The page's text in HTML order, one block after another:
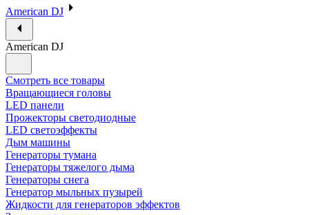
American DJ
American DJ
Смотреть все товары
Вращающиеся головы
LED панели
Прожекторы светодиодные
LED светоэффекты
Дым машины
Генераторы тумана
Генераторы тяжелого дыма
Генераторы снега
Генератор мыльных пузырей
Жидкости для генераторов эффектов